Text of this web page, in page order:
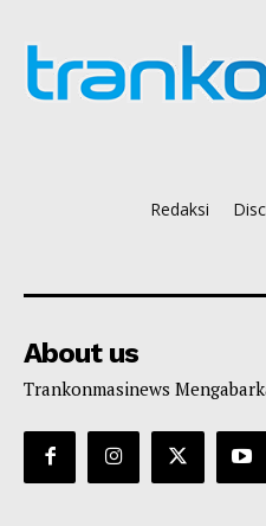
Redaksi
About us
Trankonmasinews